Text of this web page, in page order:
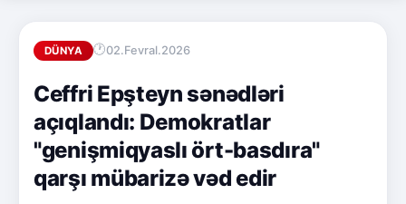
DÜNYA 02.Fevral.2026
Ceffri Epşteyn sənədləri
açıqlandı: Demokratlar
"genişmiqyaslı ört-basdıra"
qarşı mübarizə vəd edir